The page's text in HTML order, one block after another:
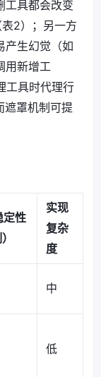
工具都会改变
2）；另一方
产生幻觉（如
用新增工
工具时代理行
遮罩机制可提
定性
实现
复杂
度
中
低